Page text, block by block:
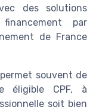
des solutions
par
de France
souvent de
éligible CPF, à
soit bien